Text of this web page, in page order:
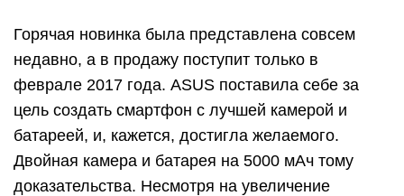
Горячая новинка была представлена совсем
недавно, а в продажу поступит только в
феврале 2017 года. ASUS поставила себе за
цель создать смартфон с лучшей камерой и
батареей, и, кажется, достигла желаемого.
Двойная камера и батарея на 5000 мАч тому
доказательства. Несмотря на увеличение